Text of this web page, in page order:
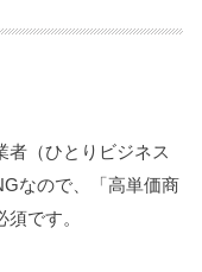
者（ひとりビジネス
なので、「高単価商
です。